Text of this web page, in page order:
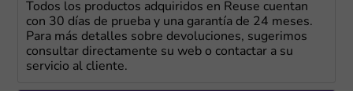
Todos los productos adquiridos en Reuse cuentan
con 30 días de prueba y una garantía de 24 meses.
Para más detalles sobre devoluciones, sugerimos
consultar directamente su web o contactar a su
servicio al cliente.